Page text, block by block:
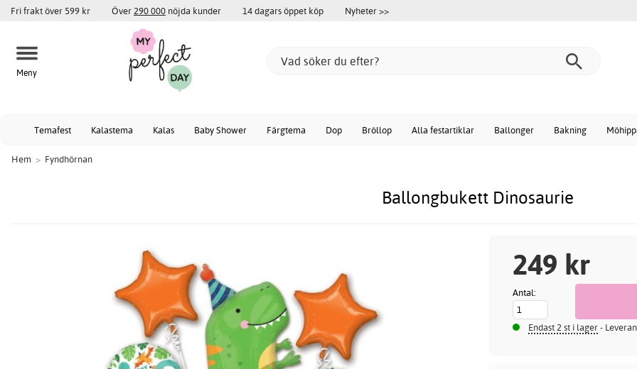
Fri frakt över 599 kr Över 290 000 nöjda kunder 14 dagars öppet köp Nyheter >>
Meny
Temafest Kalastema Kalas Baby Shower Färgtema Dop Bröllop Alla festartiklar Ballonger Bakning
Hem > Fyndhörnan
Ballongbukett Dinosaurie
249 kr
Antal:
Endast 2 st i lager-